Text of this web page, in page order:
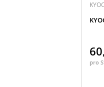
pro